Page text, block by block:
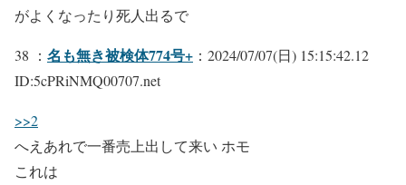
がよくなったり死人出るで
38 ： 名も無き被検体774号+ ：2024/07/07(日) 15:15:42.12
ID:5cPRiNMQ00707.net
>>2
へえあれで一番売上出して来い ホモ
これは